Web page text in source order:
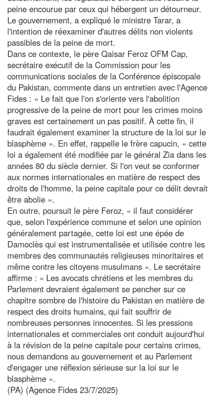
peine encourue par ceux qui hébergent un détourneur.
Le gouvernement, a expliqué le ministre Tarar, a
l'intention de réexaminer d'autres délits non violents
passibles de la peine de mort.
Dans ce contexte, le père Qaisar Feroz OFM Cap,
secrétaire exécutif de la Commission pour les
communications sociales de la Conférence épiscopale
du Pakistan, commente dans un entretien avec l'Agence
Fides : « Le fait que l'on s'oriente vers l'abolition
progressive de la peine de mort pour les crimes moins
graves est certainement un pas positif. À cette fin, il
faudrait également examiner la structure de la loi sur le
blasphème ». En effet, rappelle le frère capucin, « cette
loi a également été modifiée par le général Zia dans les
années 80 du siècle dernier. Si l'on veut se conformer
aux normes internationales en matière de respect des
droits de l'homme, la peine capitale pour ce délit devrait
être abolie ».
En outre, poursuit le père Feroz, « il faut considérer
que, selon l'expérience commune et selon une opinion
généralement partagée, cette loi est une épée de
Damoclès qui est instrumentalisée et utilisée contre les
membres des communautés religieuses minoritaires et
même contre les citoyens musulmans ». Le secrétaire
affirme : « Les avocats chrétiens et les membres du
Parlement devraient également se pencher sur ce
chapitre sombre de l'histoire du Pakistan en matière de
respect des droits humains, qui fait souffrir de
nombreuses personnes innocentes. Si les pressions
internationales et commerciales ont conduit aujourd'hui
à la révision de la peine capitale pour certains crimes,
nous demandons au gouvernement et au Parlement
d'engager une réflexion sérieuse sur la loi sur le
blasphème ».
(PA) (Agence Fides 23/7/2025)